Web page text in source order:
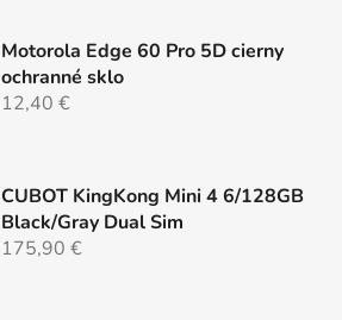
p
i
s
Motorola Edge 60 Pro 5D cierny
ochranné sklo
12,40 €
CUBOT KingKong Mini 4 6/128GB
Black/Gray Dual Sim
175,90 €